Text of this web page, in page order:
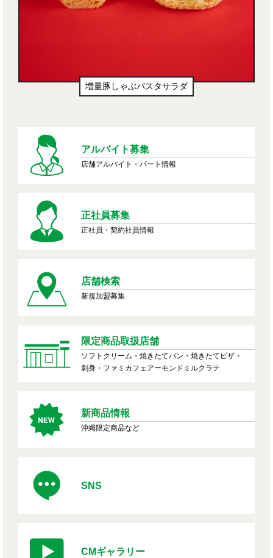
増量豚しゃぶパスタサラダ
アルバイト募集
店舗アルバイト・パート情報
正社員募集
正社員・契約社員情報
店舗検索
新規加盟募集
限定商品取扱店舗
ソフトクリーム・焼きたてパン・焼きたてピザ・
刺身・ファミカフェアーモンドミルクラテ
新商品情報
沖縄限定商品など
SNS
CMギャラリー